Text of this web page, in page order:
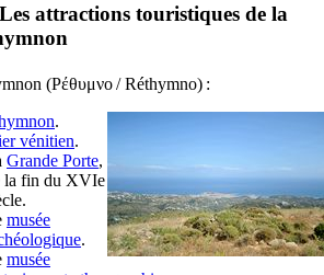
Les attractions touristiques de la
(Ρέθυμνο/Réthymno) :
.
vénitien.
Grande Porte,
la fin du XVIe
musée
.
musée